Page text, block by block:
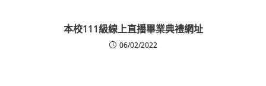
本校111級線上直播畢業典禮網址
06/02/2022